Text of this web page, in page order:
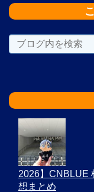
2026】CNBLUE
想まとめ